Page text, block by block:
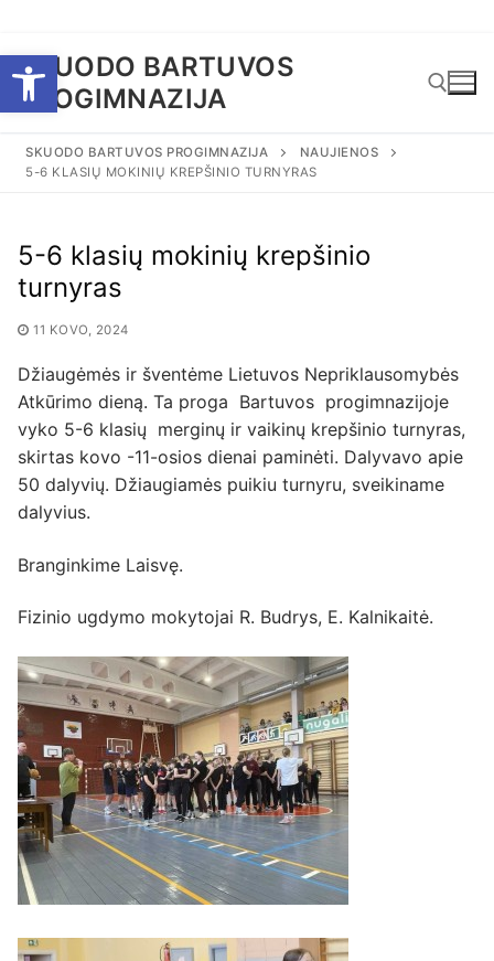
Open toolbar
prie
turinio
SKUODO BARTUVOS
PROGIMNAZIJA
Ieškoti:
SKUODO BARTUVOS PROGIMNAZIJA
NAUJIENOS
5-6 KLASIŲ MOKINIŲ KREPŠINIO TURNYRAS
5-6 klasių mokinių krepšinio
turnyras
11 KOVO, 2024
Džiaugėmės ir šventėme Lietuvos Nepriklausomybės
Atkūrimo dieną. Ta proga Bartuvos progimnazijoje
vyko 5-6 klasių merginų ir vaikinų krepšinio turnyras,
skirtas kovo -11-osios dienai paminėti. Dalyvavo apie
50 dalyvių. Džiaugiamės puikiu turnyru, sveikiname
dalyvius.
Branginkime Laisvę.
Fizinio ugdymo mokytojai R. Budrys, E. Kalnikaitė.